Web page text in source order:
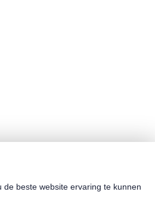
de beste website ervaring te kunnen